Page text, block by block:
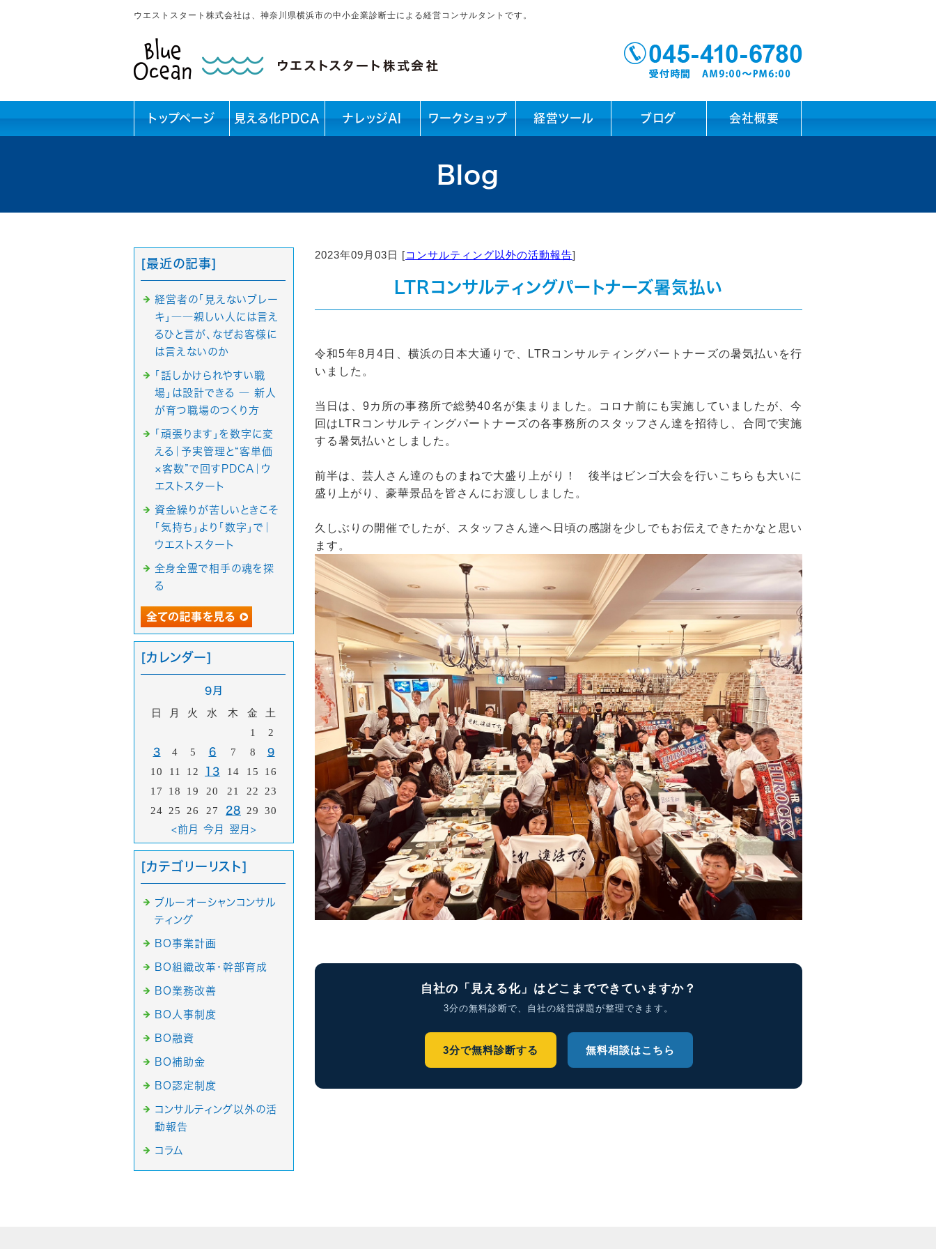
ウエストスタート株式会社は、神奈川県横浜市の中小企業診断士による経営コンサルタントです。
トップページ 見える化PDCA ナレッジAI ワークショップ 経営ツール ブログ 会社概要
Blog
2023年09月03日 [コンサルティング以外の活動報告]
LTRコンサルティングパートナーズ暑気払い
令和5年8月4日、横浜の日本大通りで、LTRコンサルティングパートナーズの暑気払いを行
いました。
当日は、9カ所の事務所で総勢40名が集まりました。コロナ前にも実施していましたが、今
回はLTRコンサルティングパートナーズの各事務所のスタッフさん達を招待し、合同で実施
する暑気払いとしました。
前半は、芸人さん達のものまねで大盛り上がり！ 後半はビンゴ大会を行いこちらも大いに
盛り上がり、豪華景品を皆さんにお渡ししました。
久しぶりの開催でしたが、スタッフさん達へ日頃の感謝を少しでもお伝えできたかなと思い
ます。
自社の「見える化」はどこまでできていますか？
3分の無料診断で、自社の経営課題が整理できます。
3分で無料診断する 無料相談はこちら
[最近の記事]
経営者の「見えないブレー
キ」――親しい人には言え
るひと言が、なぜお客様に
は言えないのか
「話しかけられやすい職
場」は設計できる ― 新人
が育つ職場のつくり方
「頑張ります」を数字に変
える｜予実管理と“客単価
×客数”で回すPDCA｜ウ
エストスタート
資金繰りが苦しいときこそ
「気持ち」より「数字」で｜
ウエストスタート
全身全霊で相手の魂を探
る
[カレンダー]
9月
日 月 火 水 木 金
土
1
2
3 4 5 6 7 8 9
10 11 12 13 14 15
16
17
18 19 20 21 22
23
24
25 26 27 28 29 30
<前月 今月 翌月>
[カテゴリーリスト]
ブルーオーシャンコンサル
ティング
BO事業計画
BO組織改革・幹部育成
BO業務改善
BO人事制度
BO融資
BO補助金
BO認定制度
コンサルティング以外の活
動報告
コラム